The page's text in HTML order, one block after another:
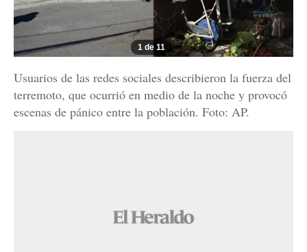
1 de 11
Usuarios de las redes sociales describieron la fuerza del
terremoto, que ocurrió en medio de la noche y provocó
escenas de pánico entre la población. Foto: AP.